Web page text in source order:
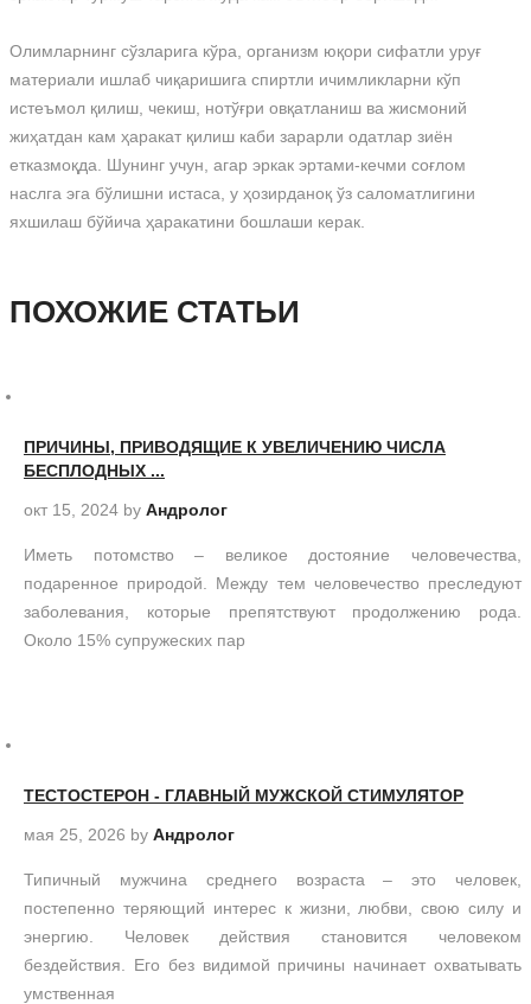
Олимларнинг сўзларига кўра, организм юқори сифатли уруғ
материали ишлаб чиқаришига спиртли ичимликларни кўп
истеъмол қилиш, чекиш, нотўғри овқатланиш ва жисмоний
жиҳатдан кам ҳаракат қилиш каби зарарли одатлар зиён
етказмоқда. Шунинг учун, агар эркак эртами-кечми соғлом
наслга эга бўлишни истаса, у ҳозирданоқ ўз саломатлигини
яхшилаш бўйича ҳаракатини бошлаши керак.
ПОХОЖИЕ СТАТЬИ
ПРИЧИНЫ, ПРИВОДЯЩИЕ К УВЕЛИЧЕНИЮ ЧИСЛА
БЕСПЛОДНЫХ ...
окт 15, 2024 by Андролог
Иметь потомство – великое достояние человечества,
подаренное природой. Между тем человечество преследуют
заболевания, которые препятствуют продолжению рода.
Около 15% супружеских пар
ТЕСТОСТЕРОН - ГЛАВНЫЙ МУЖСКОЙ СТИМУЛЯТОР
мая 25, 2026 by Андролог
Типичный мужчина среднего возраста – это человек,
постепенно теряющий интерес к жизни, любви, свою силу и
энергию. Человек действия становится человеком
бездействия. Его без видимой причины начинает охватывать
умственная